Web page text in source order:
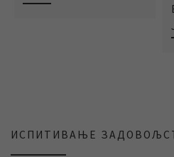
ИСПИТИВАЊЕ